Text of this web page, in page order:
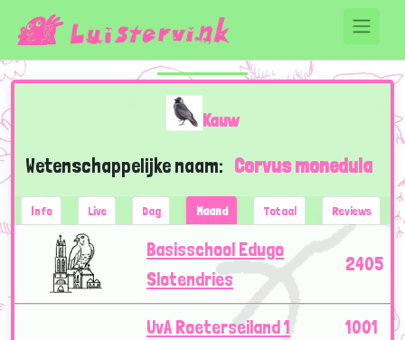
Kauw
Wetenschappelijke naam: Corvus monedula
Info Live Dag Maand Totaal Reviews
Basisschool Edugo
Slotendries
2405
UvA Roeterseiland 1 1001